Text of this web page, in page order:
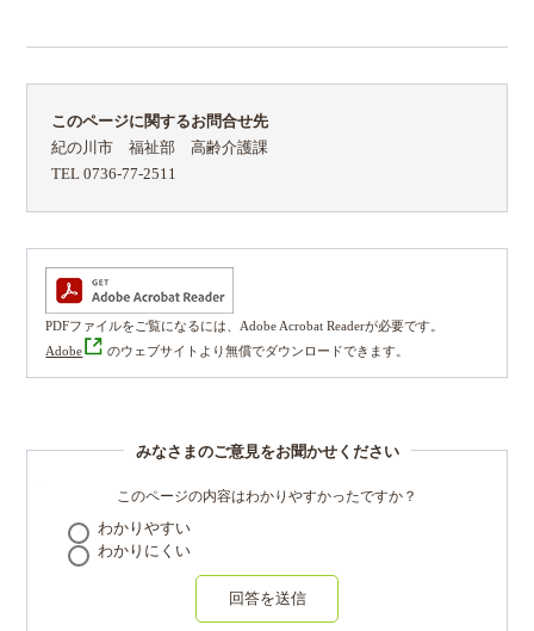
このページに関するお問合せ先
紀の川市 福祉部 高齢介護課
TEL 0736-77-2511
PDFファイルをご覧になるには、Adobe Acrobat Readerが必要です。
Adobe
のウェブサイトより無償でダウンロードできます。
みなさまのご意見をお聞かせください
このページの内容はわかりやすかったですか？
わかりやすい
わかりにくい
回答を送信